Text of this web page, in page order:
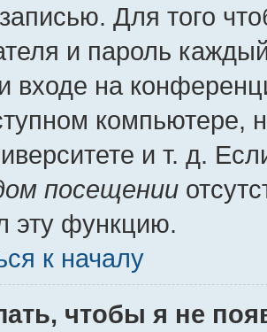
Для того
и пароль
входе на
компьютере,
и т. д.
посещении
эту функцию.
к началу
чтобы я не